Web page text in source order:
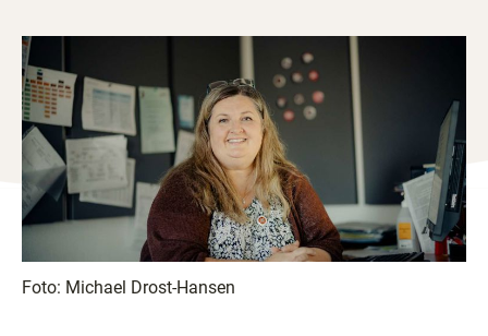
Foto: Michael Drost-Hansen